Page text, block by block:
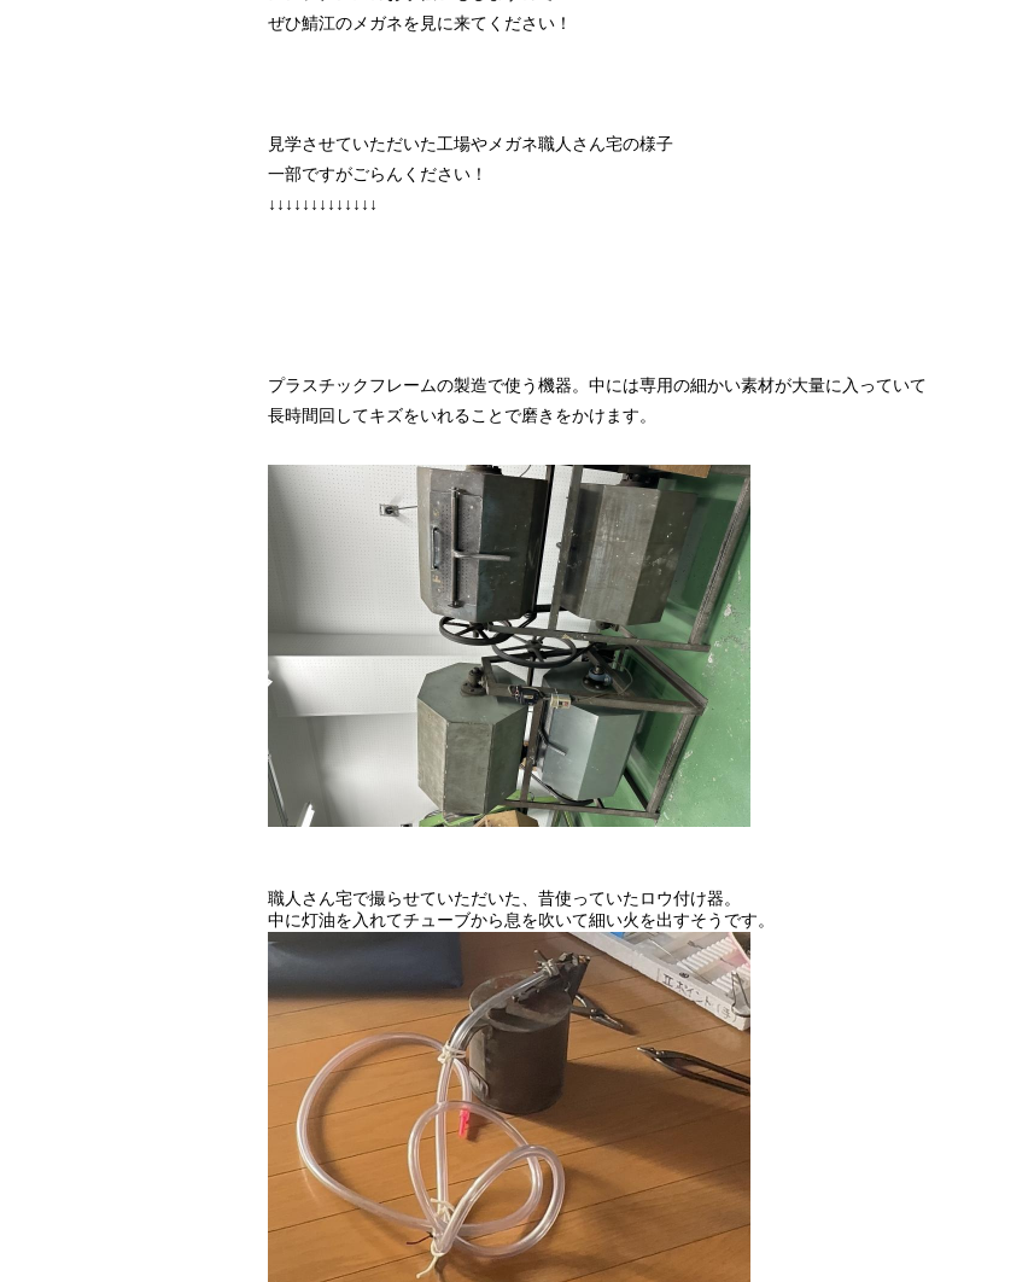
ぜひ鯖江のメガネを見に来てください！
見学させていただいた工場やメガネ職人さん宅の様子
一部ですがごらんください！
↓↓↓↓↓↓↓↓↓↓↓↓↓
プラスチックフレームの製造で使う機器。中には専用の細かい素材が大量に入っていて
長時間回してキズをいれることで磨きをかけます。
職人さん宅で撮らせていただいた、昔使っていたロウ付け器。
中に灯油を入れてチューブから息を吹いて細い火を出すそうです。